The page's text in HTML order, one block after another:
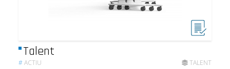
Talent
#ACTIU TALENT